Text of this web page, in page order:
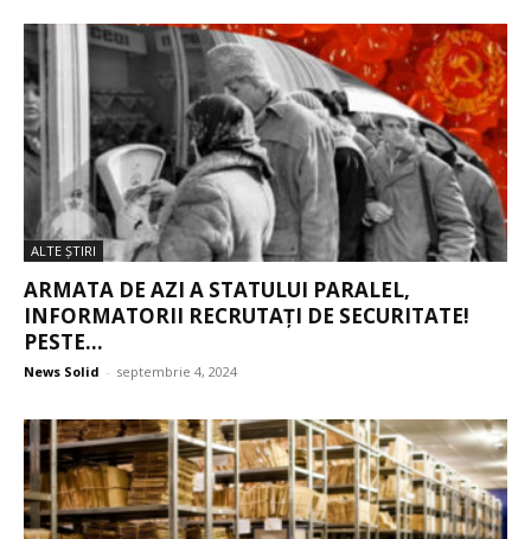
ALTE ŞTIRI
ARMATA DE AZI A STATULUI PARALEL,
INFORMATORII RECRUTAȚI DE SECURITATE!
PESTE...
News Solid - septembrie 4, 2024